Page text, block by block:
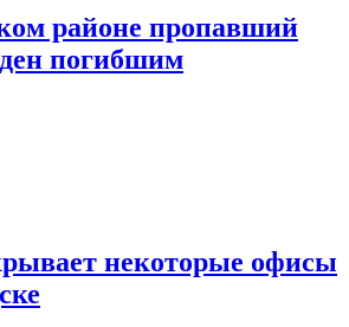
районе пропавший
погибшим
некоторые офисы